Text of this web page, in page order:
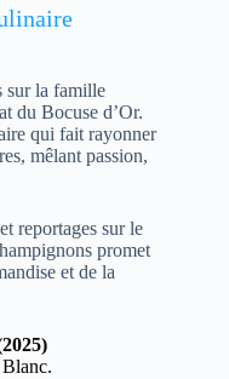
sur la famille
du Bocuse d’Or.
qui fait rayonner
mêlant passion,
reportages sur le
promet
et de la